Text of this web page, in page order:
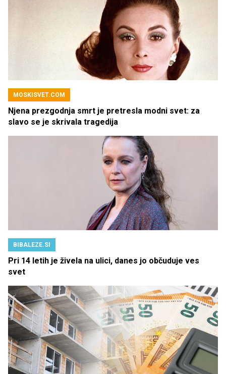
MOSKISVET.COM
Njena prezgodnja smrt je pretresla modni svet: za
slavo se je skrivala tragedija
BIBALEZE.SI
Pri 14 letih je živela na ulici, danes jo občuduje ves
svet